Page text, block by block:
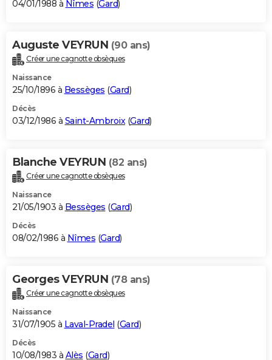
04/01/1988 à Nîmes (Gard)
Auguste VEYRUN (90 ans)
Créer une cagnotte obsèques
Naissance
25/10/1896 à Bessèges (Gard)
Décès
03/12/1986 à Saint-Ambroix(Gard)
Blanche VEYRUN (82 ans)
Créer une cagnotte obsèques
Naissance
21/05/1903 à Bessèges (Gard)
Décès
08/02/1986 à Nîmes (Gard)
Georges VEYRUN (78 ans)
Créer une cagnotte obsèques
Naissance
31/07/1905 à Laval-Pradel (Gard)
Décès
10/08/1983 à Alès (Gard)